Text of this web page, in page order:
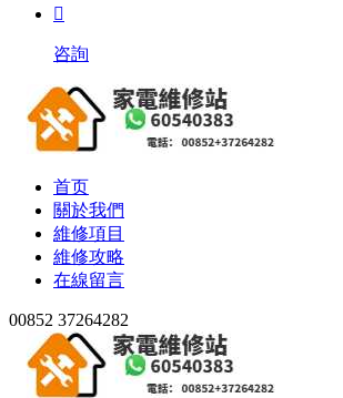

咨詢
首页
關於我們
維修項目
維修攻略
在線留言
00852 37264282